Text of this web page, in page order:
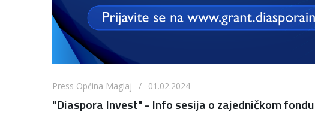
Press Općina Maglaj / 01.02.2024
"Diaspora Invest" - Info sesija o zajedničkom